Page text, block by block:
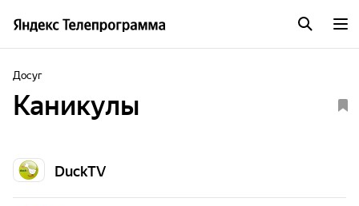
Досуг
Каникулы
DuckTV